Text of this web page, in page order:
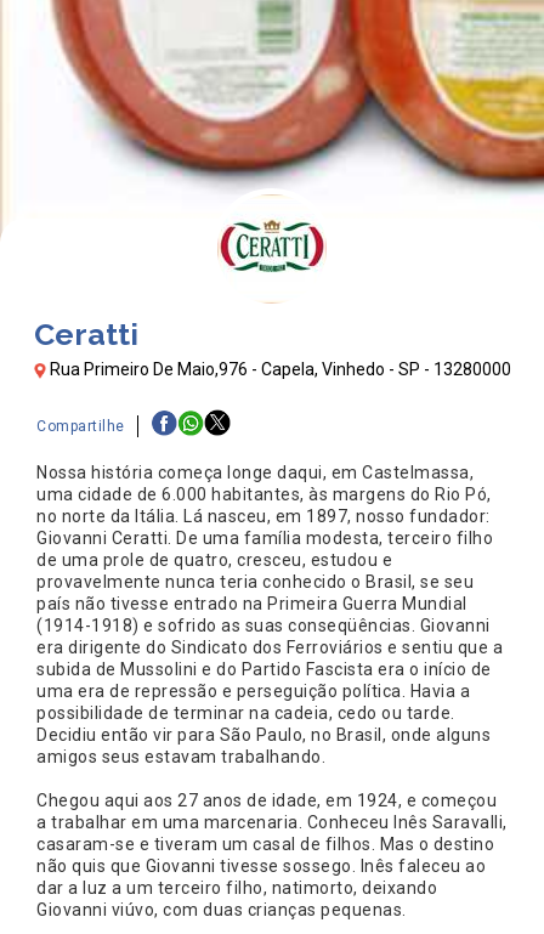
Ceratti
Rua Primeiro De Maio,976 - Capela, Vinhedo - SP - 13280000
Compartilhe
Nossa história começa longe daqui, em Castelmassa,
uma cidade de 6.000 habitantes, às margens do Rio Pó,
no norte da Itália. Lá nasceu, em 1897, nosso fundador:
Giovanni Ceratti. De uma família modesta, terceiro filho
de uma prole de quatro, cresceu, estudou e
provavelmente nunca teria conhecido o Brasil, se seu
país não tivesse entrado na Primeira Guerra Mundial
(1914-1918) e sofrido as suas conseqüências. Giovanni
era dirigente do Sindicato dos Ferroviários e sentiu que a
subida de Mussolini e do Partido Fascista era o início de
uma era de repressão e perseguição política. Havia a
possibilidade de terminar na cadeia, cedo ou tarde.
Decidiu então vir para São Paulo, no Brasil, onde alguns
amigos seus estavam trabalhando.
Chegou aqui aos 27 anos de idade, em 1924, e começou
a trabalhar em uma marcenaria. Conheceu Inês Saravalli,
casaram-se e tiveram um casal de filhos. Mas o destino
não quis que Giovanni tivesse sossego. Inês faleceu ao
dar a luz a um terceiro filho, natimorto, deixando
Giovanni viúvo, com duas crianças pequenas.